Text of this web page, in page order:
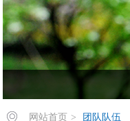
网站首页 > 团队队伍